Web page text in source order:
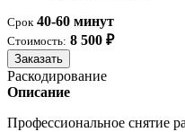
Срок 40-60 минут
Стоимость: 8 500 ₽
Заказать
Раскодирование
Описание
Профессиональное снятие